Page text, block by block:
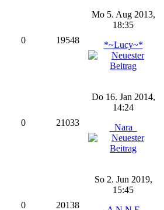
0 19548
Mo 5. Aug 2013,
18:35
*~Lucy~*
0 21033
Do 16. Jan 2014,
14:24
_Nara_
0 20138
So 2. Jun 2019,
15:45